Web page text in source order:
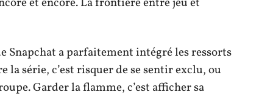
Snapchat a parfaitement intégré les ressorts
la série, c’est risquer de se sentir exclu, ou
Garder la flamme, c’est afficher sa